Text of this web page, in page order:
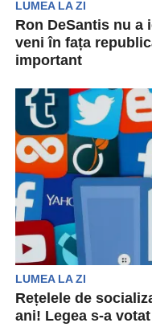
LUMEA LA ZI
Ron DeSantis nu a
veni în fața
important
cuvântul în timpul
Republicane de
LUMEA LA ZI
Rețelele de
ani! Legea s-a votat